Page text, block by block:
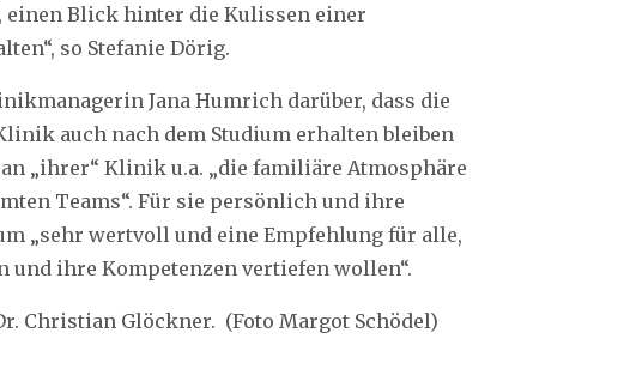
einen Blick hinter die Kulissen einer
so Stefanie Dörig.
Jana Humrich darüber, dass die
auch nach dem Studium erhalten bleiben
„ihrer“ Klinik u.a. „die familiäre Atmosphäre
Teams“. Für sie persönlich und ihre
„sehr wertvoll und eine Empfehlung für alle,
und ihre Kompetenzen vertiefen wollen“.
Christian Glöckner. (Foto Margot Schödel)